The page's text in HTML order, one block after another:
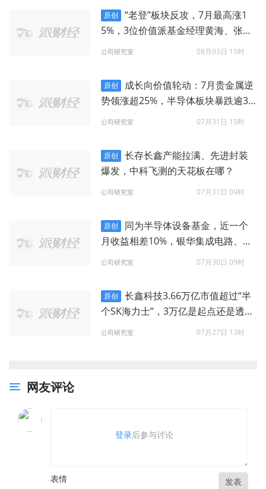
原创
“老登”板块反攻，7月最高涨1
5%，3位价值派基金经理黄海、张
公司研究室 08月03日 15时
原创
成长向价值轮动：7月贵金属逆
势领涨超25%，半导体板块暴跌逾3
公司研究室 07月31日 15时
原创
长存长鑫产能拉满、先进封装
爆发，中科飞测的天花板在哪？
公司研究室 07月31日 09时
原创
同为半导体设备基金，近一个
月收益相差10%，银华集成电路、南
方信息创新、诺安优化配置的差异在
公司研究室 07月30日 09时
原创
长鑫科技3.66万亿市值超过“半
个SK海力士”，3万亿是起点还是透支
公司研究室 07月27日 13时
网友评论
登录后参与讨论
表情 发表